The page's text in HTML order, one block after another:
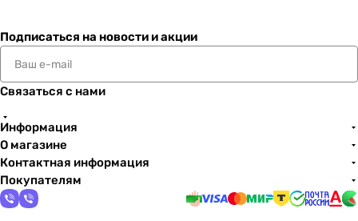
Подписаться на новости и акции
Связаться с нами
Информация
О магазине
Контактная информация
Покупателям